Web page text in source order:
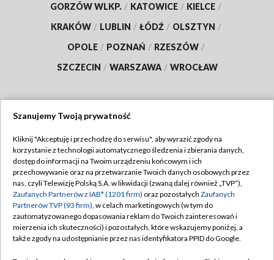
GORZÓW WLKP. / KATOWICE / KIELCE /
KRAKÓW / LUBLIN / ŁÓDŹ / OLSZTYN /
OPOLE / POZNAŃ / RZESZÓW /
SZCZECIN / WARSZAWA / WROCŁAW
TVP
Abonament TVP
Emisja w TVP
Centrum informacji TVP
Naziemna Telewizja Cyfrowa
Regulamin TVP
Polityka prywatności
Moje zgody
Pomoc
Szanujemy Twoją prywatność
Kliknij "Akceptuję i przechodzę do serwisu", aby wyrazić zgody na
korzystanie z technologii automatycznego śledzenia i zbierania danych,
dostęp do informacji na Twoim urządzeniu końcowym i ich
przechowywanie oraz na przetwarzanie Twoich danych osobowych przez
nas, czyli Telewizję Polską S.A. w likwidacji (zwaną dalej również „TVP”),
Zaufanych Partnerów z IAB* (1201 firm) oraz pozostałych Zaufanych
Partnerów TVP (93 firm), w celach marketingowych (w tym do
zautomatyzowanego dopasowania reklam do Twoich zainteresowań i
mierzenia ich skuteczności) i pozostałych, które wskazujemy poniżej, a
także zgody na udostępnianie przez nas identyfikatora PPID do Google.